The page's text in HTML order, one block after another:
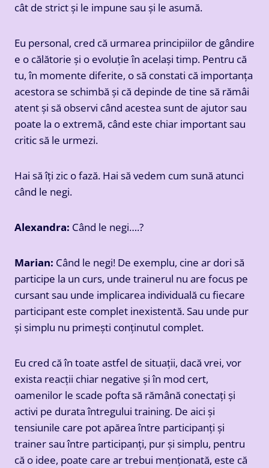
cât de strict și le impune sau și le asumă.
Eu personal, cred că urmarea principiilor de gândire
e o călătorie și o evoluție în același timp. Pentru că
tu, în momente diferite, o să constati că importanța
acestora se schimbă și că depinde de tine să rămâi
atent și să observi când acestea sunt de ajutor sau
poate la o extremă, când este chiar important sau
critic să le urmezi.
Hai să îți zic o fază. Hai să vedem cum sună atunci
când le negi.
Alexandra: Când le negi….?
Marian: Când le negi! De exemplu, cine ar dori să
participe la un curs, unde trainerul nu are focus pe
cursant sau unde implicarea individuală cu fiecare
participant este complet inexistentă. Sau unde pur
și simplu nu primești conținutul complet.
Eu cred că în toate astfel de situații, dacă vrei, vor
exista reacții chiar negative și în mod cert,
oamenilor le scade pofta să rămână conectați și
activi pe durata întregului training. De aici și
tensiunile care pot apărea între participanți și
trainer sau între participanți, pur și simplu, pentru
că o idee, poate care ar trebui menționată, este că